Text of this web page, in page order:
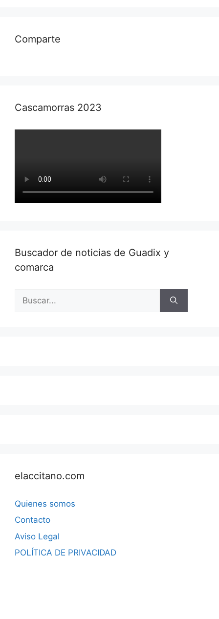
Comparte
Cascamorras 2023
Buscador de noticias de Guadix y
comarca
elaccitano.com
Quienes somos
Contacto
Aviso Legal
POLÍTICA DE PRIVACIDAD